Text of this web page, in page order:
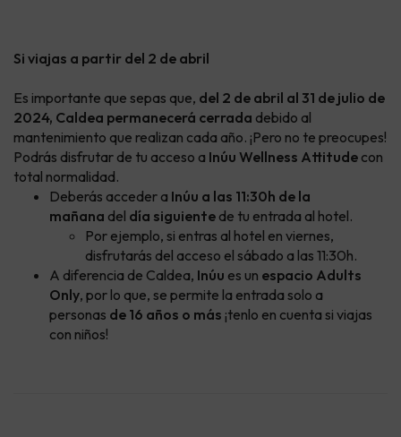
Si viajas a partir del 2 de abril
Es importante que sepas que, del 2 de abril al 31 de julio de
2024, Caldea permanecerá cerrada debido al
mantenimiento que realizan cada año. ¡Pero no te preocupes!
Podrás disfrutar de tu acceso a Inúu Wellness Attitude con
total normalidad.
Deberás acceder a Inúu a las 11:30h de la
mañana del día siguiente de tu entrada al hotel.
Por ejemplo, si entras al hotel en viernes,
disfrutarás del acceso el sábado a las 11:30h.
A diferencia de Caldea, Inúu es un espacio Adults
Only, por lo que, se permite la entrada solo a
personas de 16 años o más ¡tenlo en cuenta si viajas
con niños!